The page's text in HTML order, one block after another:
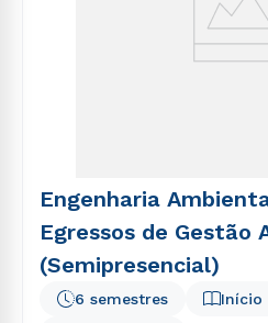
Engenharia
Egressos de Gestão
(Semipresencial)
Início
6 semestres